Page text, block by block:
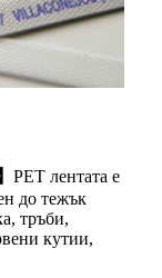
PET лентата е
до тежък
тръби,
кутии,